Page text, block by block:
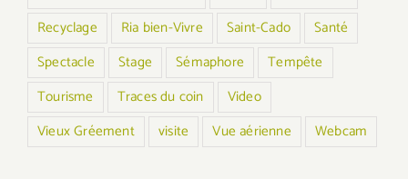
Recyclage
Ria bien-Vivre Saint-Cado
Santé
Spectacle
Stage Sémaphore
Tempête
Tourisme
Traces du coin
Video
Vieux Gréement
visite Vue aérienne Webcam